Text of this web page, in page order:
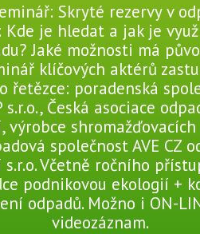
Skryté rezervy v
Kde je hledat a jak je
Jaké možnosti má
klíčových aktérů
řetězce: poradenská
s.r.o., Česká asociace
výrobce shromažďovacích
společnost AVE CZ
s.r.o. Včetně ročního
podnikovou ekologií +
odpadů. Možno i ON-
videozáznam.